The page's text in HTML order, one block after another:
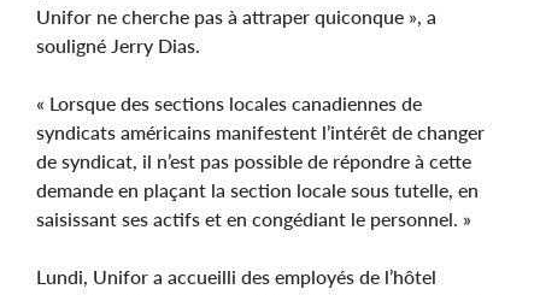
Unifor ne cherche pas à attraper quiconque », a
souligné Jerry Dias.
« Lorsque des sections locales canadiennes de
syndicats américains manifestent l’intérêt de changer
de syndicat, il n’est pas possible de répondre à cette
demande en plaçant la section locale sous tutelle, en
saisissant ses actifs et en congédiant le personnel. »
Lundi, Unifor a accueilli des employés de l’hôtel